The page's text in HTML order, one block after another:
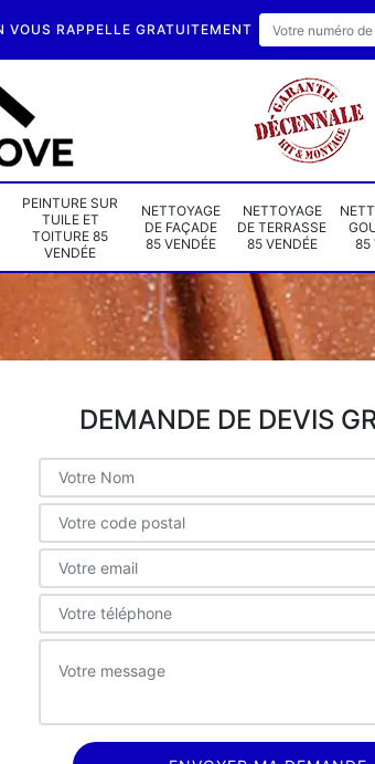
VOUS RAPPELLE GRATUITEMENT
PEINTURE SUR
TUILE ET
TOITURE 85
VENDÉE
NETTOYAGE
DE FAÇADE
85 VENDÉE
NETTOYAGE
DE TERRASSE
85 VENDÉE
85
DEMANDE DE DEVIS